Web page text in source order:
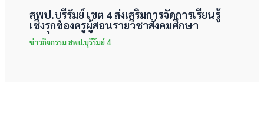
สพป.บุรีรัมย์ เขต 4 ส่งเสริมการจัดการเรียนรู้
เชิงรุกของครูผู้สอนรายวิชาสังคมศึกษา
ข่าวกิจกรรม สพป.บุรีรัมย์ 4